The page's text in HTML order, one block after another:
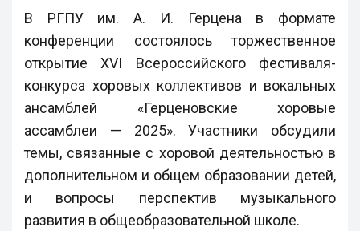
В РГПУ им. А. И. Герцена в формате
конференции состоялось торжественное
открытие XVI Всероссийского фестиваля-
конкурса хоровых коллективов и вокальных
ансамблей «Герценовские хоровые
ассамблеи — 2025». Участники обсудили
темы, связанные с хоровой деятельностью в
дополнительном и общем образовании детей,
и вопросы перспектив музыкального
развития в общеобразовательной школе.